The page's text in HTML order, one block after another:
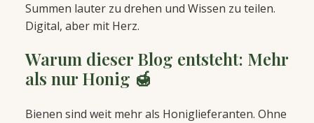
Summen lauter zu drehen und Wissen zu teilen.
Digital, aber mit Herz.
Warum dieser Blog entsteht: Mehr
als nur Honig 🍯
Bienen sind weit mehr als Honiglieferanten. Ohne